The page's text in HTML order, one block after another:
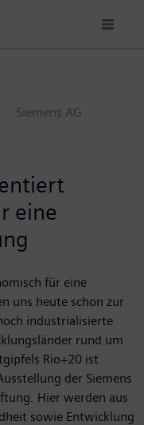
Siemens AG
eine
für eine
uns heute schon zur
industrialisierte
rund um
Rio+20 ist
der Siemens
Hier werden aus
sowie Entwicklung